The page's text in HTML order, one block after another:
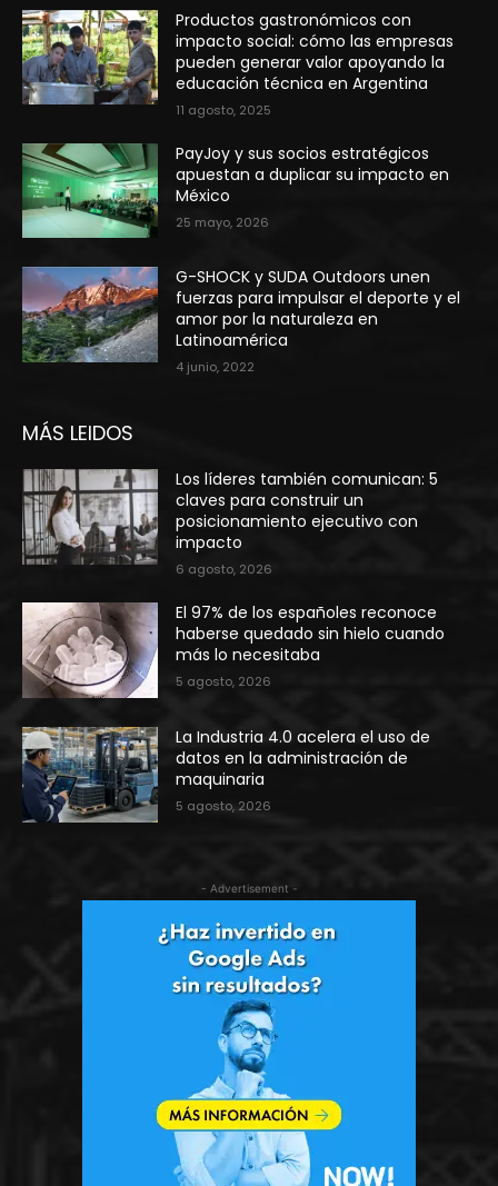
Productos gastronómicos con
impacto social: cómo las empresas
pueden generar valor apoyando la
educación técnica en Argentina
11 agosto, 2025
PayJoy y sus socios estratégicos
apuestan a duplicar su impacto en
México
25 mayo, 2026
G-SHOCK y SUDA Outdoors unen
fuerzas para impulsar el deporte y el
amor por la naturaleza en
Latinoamérica
4 junio, 2022
MÁS LEIDOS
Los líderes también comunican: 5
claves para construir un
posicionamiento ejecutivo con
impacto
6 agosto, 2026
El 97% de los españoles reconoce
haberse quedado sin hielo cuando
más lo necesitaba
5 agosto, 2026
La Industria 4.0 acelera el uso de
datos en la administración de
maquinaria
5 agosto, 2026
- Advertisement -